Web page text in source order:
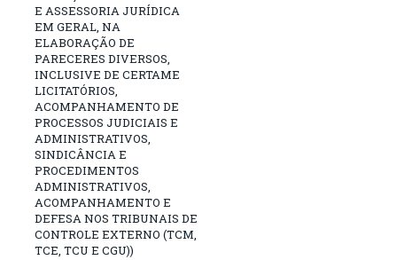
E ASSESSORIA JURÍDICA
EM GERAL, NA
ELABORAÇÃO DE
PARECERES DIVERSOS,
INCLUSIVE DE CERTAME
LICITATÓRIOS,
ACOMPANHAMENTO DE
PROCESSOS JUDICIAIS E
ADMINISTRATIVOS,
SINDICÂNCIA E
PROCEDIMENTOS
ADMINISTRATIVOS,
ACOMPANHAMENTO E
DEFESA NOS TRIBUNAIS DE
CONTROLE EXTERNO (TCM,
TCE, TCU E CGU))